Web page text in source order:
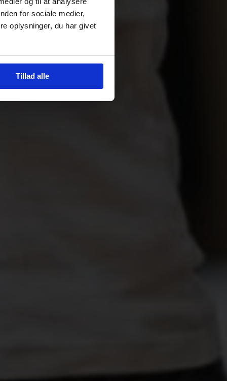
for sociale medier,
oplysninger, du har givet
Tillad alle